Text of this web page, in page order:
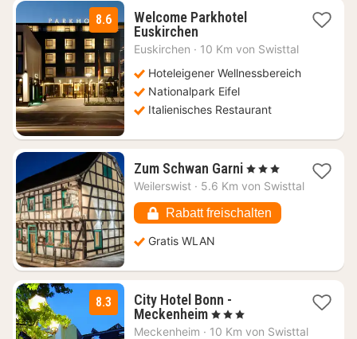
8.6
Welcome Parkhotel
Euskirchen1
Nacht
274
€
Euskirchen · 10 Km von Swisttal
Hoteleigener Wellnessbereich
Nationalpark Eifel
Italienisches Restaurant
Zum Schwan Garni1
Nacht
97,66
€
, 3 Sterne
Weilerswist · 5.6 Km von Swisttal
Rabatt freischalten
Gratis WLAN
8.3
City Hotel Bonn -
Meckenheim1
Nacht
, 3 Sterne
Meckenheim · 10 Km von Swisttal